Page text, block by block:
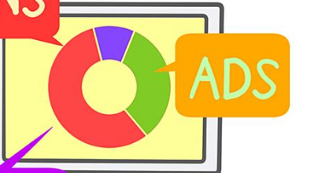
本経済新聞社）:“株価”と企業名を入力する。（例：株価
ク）:検索ボックスに“和英”または“英和”と調べたい単語
ーグル/英和 Google）
探険倶楽部とぐるなび）:“乗り換え”と入力した後、乗車
または乗車駅と下車駅の間に“から”と入力してもよい。
“東京から大阪”）